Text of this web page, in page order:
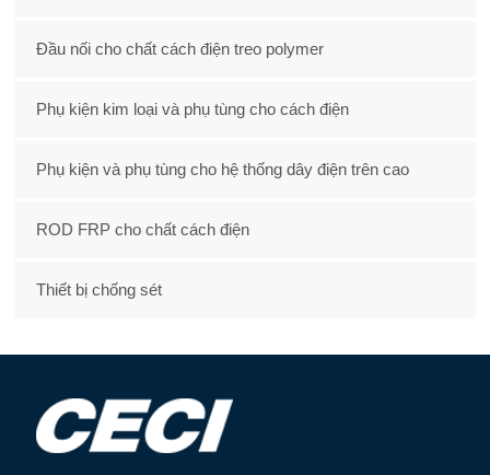
Đầu nối cho chất cách điện treo polymer
Phụ kiện kim loại và phụ tùng cho cách điện
Phụ kiện và phụ tùng cho hệ thống dây điện trên cao
ROD FRP cho chất cách điện
Thiết bị chống sét